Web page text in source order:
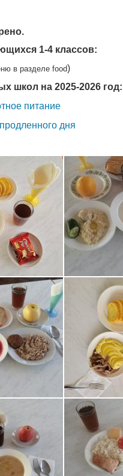
1-4 классов:
в разделе food)
школ на 2025-2026 год:
питание
дня